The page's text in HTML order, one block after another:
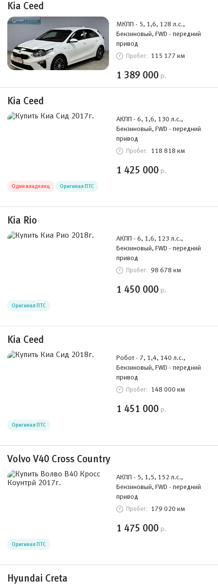
Kia Ceed
МКПП - 5, 1,6, 128 л.с.,
Бензиновый, FWD - передний
привод
Пробег: 115 177 км
1 389 000 р.
Kia Ceed
АКПП - 6, 1,6, 130 л.с.,
Бензиновый, FWD - передний
привод
Пробег: 118 818 км
1 425 000 р.
Один владелец Оригинал ПТС
Kia Rio
АКПП - 6, 1,6, 123 л.с.,
Бензиновый, FWD - передний
привод
Пробег: 98 678 км
1 450 000 р.
Оригинал ПТС
Kia Ceed
Робот - 7, 1,4, 140 л.с.,
Бензиновый, FWD - передний
привод
Пробег: 148 000 км
1 451 000 р.
Оригинал ПТС
Volvo V40 Cross Country
АКПП - 5, 1,5, 152 л.с.,
Бензиновый, FWD - передний
привод
Пробег: 179 020 км
1 475 000 р.
Оригинал ПТС
Hyundai Creta